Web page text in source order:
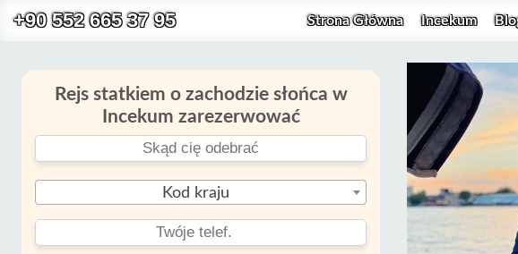
+90 552 665 37 95 Strona Główna Incekum
Rejs statkiem o zachodzie słońca w
Incekum zarezerwować
Kod kraju